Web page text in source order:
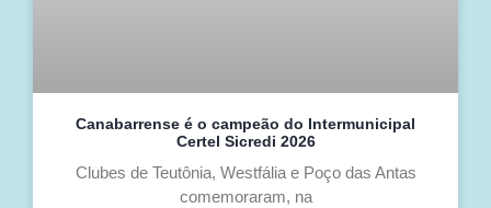
Canabarrense é o campeão do Intermunicipal
Certel Sicredi 2026
Clubes de Teutônia, Westfália e Poço das Antas
comemoraram, na